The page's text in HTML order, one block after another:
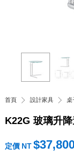
首頁 設計家具 桌
K22G 玻璃升
定價 NT